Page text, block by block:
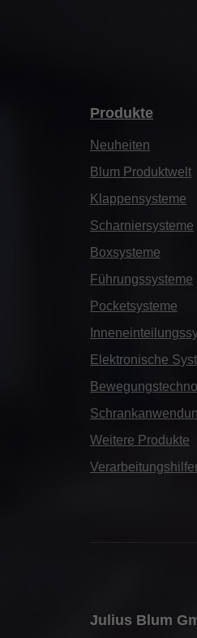
Produkte
Neuheiten
Blum Produktwelt
Klappensysteme
Scharniersysteme
Boxsysteme
Führungssysteme
Pocketsysteme
Elektronische
Weitere Produkte
Julius Blum